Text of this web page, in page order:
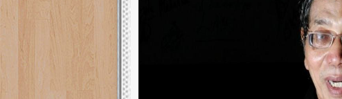
Bantu Naura, Balita Hebat
Tumor Pembuluh Darah
Hidup Naura Salsabila
rintangan yang sangat berat.
berusia sepuluh bulan, bayi
menghadapi penyakit yang
pembuluh darah berukuran...